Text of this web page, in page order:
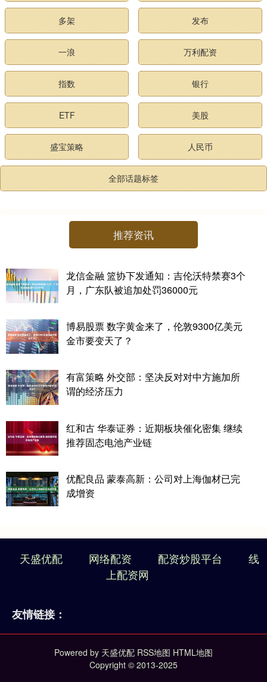
多架 发布
一浪 万利配资
指数 银行
ETF 美股
盛宝策略 人民币
全部话题标签
推荐资讯
龙信金融 篮协下发通知：吉伦沃特禁赛3个
月，广东队被追加处罚36000元
博易股票 数字黄金来了，伦敦9300亿美元
金市要变天了？
有富策略 外交部：坚决反对对中方施加所
谓的经济压力
红和古 华泰证券：近期板块催化密集 继续
推荐固态电池产业链
优配良品 蒙泰高新：公司对上海伽材已完
成增资
天盛优配 网络配资 配资炒股平台
线
上配资网
友情链接：
Powered by 天盛优配 RSS地图 HTML地图
Copyright © 2013-2025